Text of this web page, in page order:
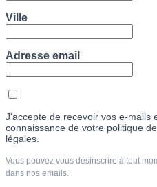
Ville
Adresse email
J'accepte de recevoir vos e-mails
connaissance de votre politique
légales.
Vous pouvez vous désinscrire à tout
dans nos emails.